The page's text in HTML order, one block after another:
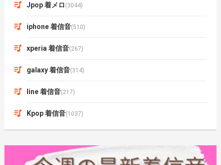
Jpop 着メロ (3044)
iphone 着信音(510)
xperia 着信音(267)
galaxy 着信音(314)
line 着信音(217)
Kpop 着信音(1037)